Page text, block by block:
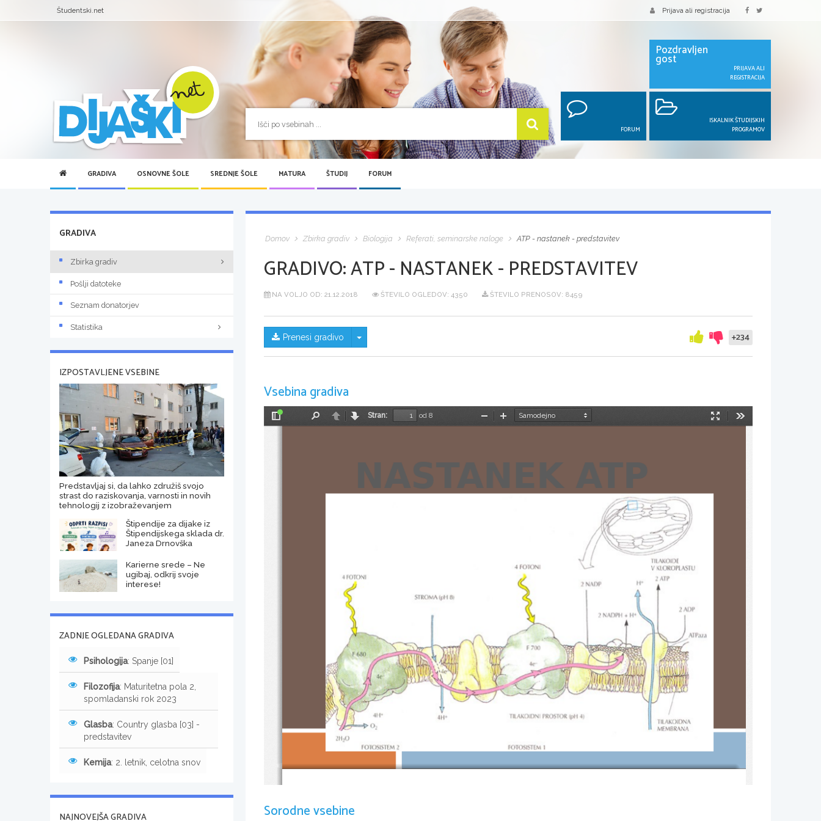
Študentski.net Prijava ali registracija
Pozdravljen
gost
PRIJAVA ALI
REGISTRACIJA
FORUM
ISKALNIK ŠTUDIJSKIH
PROGRAMOV
GRADIVA OSNOVNE ŠOLE SREDNJE ŠOLE MATURA ŠTUDIJ FORUM
Domov Zbirka gradiv Biologija Referati, seminarske naloge ATP - nastanek - predstavitev
GRADIVO:ATP - NASTANEK - PREDSTAVITEV
NA VOLJO OD: 21.12.2018 ŠTEVILO OGLEDOV: 4350 ŠTEVILO PRENOSOV: 8459
Prenesi gradivo Skrij/prikaži meni +234
Vsebina gradiva
Preklopi
NazajNaprej
Stran:
od 8
Način
PomanjšajPovečaj
NASTANEK ATP
nastaja v mitohondriju pri celičnem dihanju, v kloroplasti
Sorodne vsebine
GRADIVA
Zbirka gradiv
Pošlji datoteke
Seznam donatorjev
Statistika
IZPOSTAVLJENE VSEBINE
Predstavljaj si, da lahko združiš svojo
strast do raziskovanja, varnosti in novih
tehnologij z izobraževanjem
Štipendije za dijake iz
Štipendijskega sklada dr.
Janeza Drnovška
Karierne srede – Ne
ugibaj, odkrij svoje
interese!
ZADNJE OGLEDANA GRADIVA
Psihologija: Spanje [01]
Filozofija: Maturitetna pola 2,
spomladanski rok 2023
Glasba: Country glasba [03] -
predstavitev
Kemija: 2. letnik, celotna snov
NAJNOVEJŠA GRADIVA